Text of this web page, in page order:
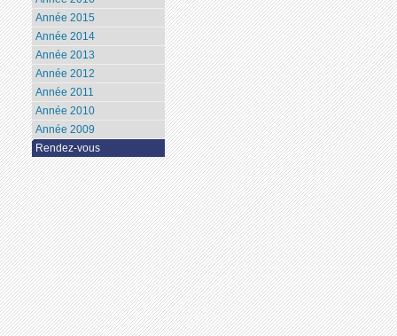
Année 2015
Année 2014
Année 2013
Année 2012
Année 2011
Année 2010
Année 2009
Rendez-vous